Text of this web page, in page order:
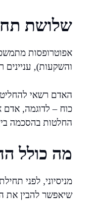
שלושת
אפוטרופסות
והשקעות), עניינים
האדם רשאי
כוח – לדוגמה, אדם
החלטות בהסכמה
מה כולל
מניסיוני, לפני
שיאפשר להבין את